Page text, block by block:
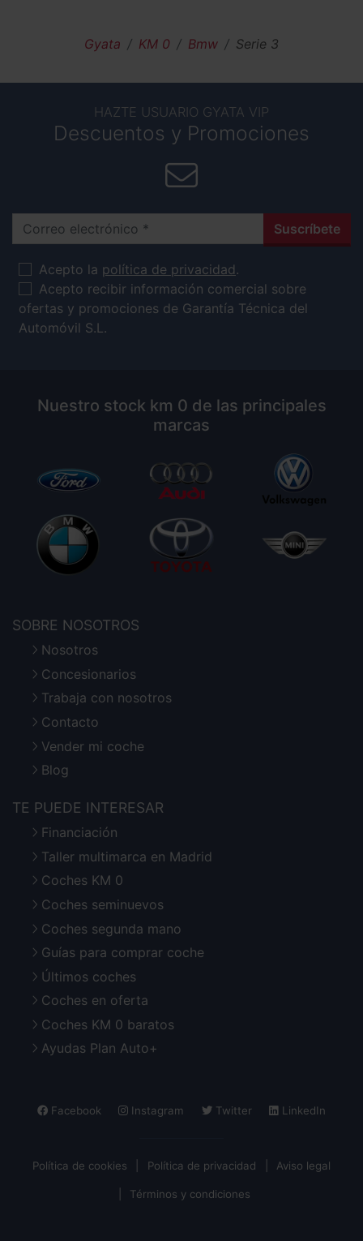
Gyata KM 0 Bmw Serie 3
HAZTE USUARIO GYATA VIP
Descuentos y Promociones
Correo electrónico Suscríbete
Acepto la política de privacidad.
Acepto recibir información comercial sobre
ofertas y promociones de Garantía Técnica del
Automóvil S.L.
Nuestro stock km 0 de las principales
marcas
SOBRE NOSOTROS
Nosotros
Concesionarios
Trabaja con nosotros
Contacto
Vender mi coche
Blog
TE PUEDE INTERESAR
Financiación
Taller multimarca en Madrid
Coches KM 0
Coches seminuevos
Coches segunda mano
Guías para comprar coche
Últimos coches
Coches en oferta
Coches KM 0 baratos
Ayudas Plan Auto+
Facebook Instagram Twitter LinkedIn
Política de cookies Política de privacidad Aviso legal
Términos y condiciones